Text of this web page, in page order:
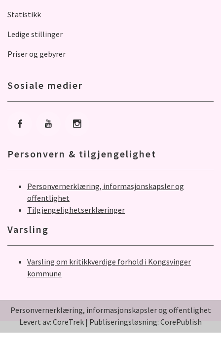
Statistikk
Ledige stillinger
Priser og gebyrer
Sosiale medier
Gå til Facebook
Gå til YoutubeGå til Instagram
Personvern & tilgjengelighet
Personvernerklæring, informasjonskapsler og
offentlighet
Tilgjengelighetserklæringer
Varsling
Varsling om kritikkverdige forhold i Kongsvinger
kommune
Personvernerklæring, informasjonskapsler og offentlighet
Levert av: CoreTrek | Publiseringsløsning: CorePublish